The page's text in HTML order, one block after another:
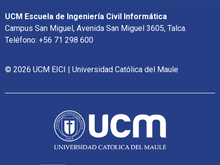
UCM Escuela de Ingeniería Civil Informática
Campus San Miguel, Avenida San Miguel 3605, Talca.
Teléfono: +56 71 298 600
© 2026 UCM EICI | Universidad Católica del Maule